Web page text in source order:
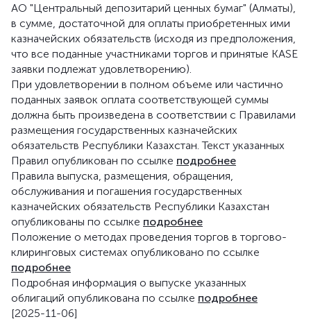
АО "Центральный депозитарий ценных бумаг" (Алматы),
в сумме, достаточной для оплаты приобретенных ими
казначейских обязательств (исходя из предположения,
что все поданные участниками торгов и принятые KASE
заявки подлежат удовлетворению).
При удовлетворении в полном объеме или частично
поданных заявок оплата соответствующей суммы
должна быть произведена в соответствии с Правилами
размещения государственных казначейских
обязательств Республики Казахстан. Текст указанных
Правил опубликован по ссылке подробнее
Правила выпуска, размещения, обращения,
обслуживания и погашения государственных
казначейских обязательств Республики Казахстан
опубликованы по ссылке подробнее
Положение о методах проведения торгов в торгово-
клиринговых системах опубликовано по ссылке
подробнее
Подробная информация о выпуске указанных
облигаций опубликована по ссылке подробнее
[2025-11-06]